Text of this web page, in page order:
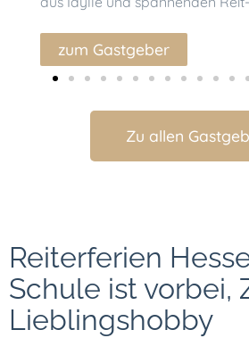
zum Gastgeber
Zu allen
Reiterferien
Schule ist vorbei,
Lieblingshobby